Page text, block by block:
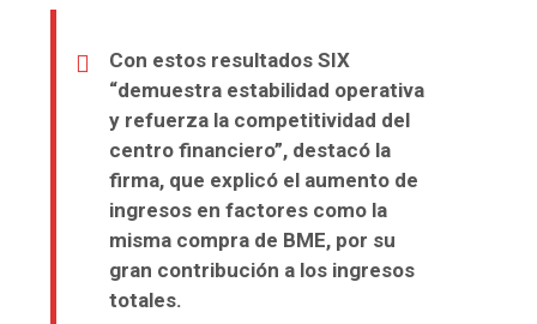
Con estos resultados SIX
“demuestra estabilidad operativa
y refuerza la competitividad del
centro financiero”, destacó la
firma, que explicó el aumento de
ingresos en factores como la
misma compra de BME, por su
gran contribución a los ingresos
totales.